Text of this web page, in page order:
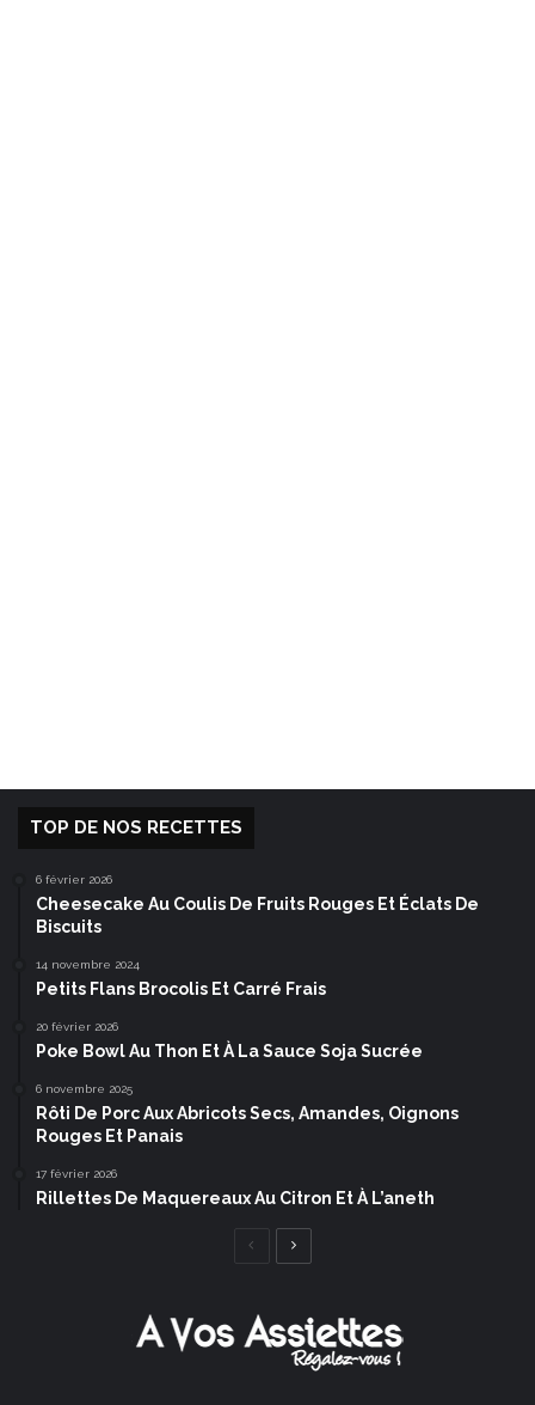
TOP DE NOS RECETTES
6 février 2026
Cheesecake Au Coulis De Fruits Rouges Et Éclats De
Biscuits
14 novembre 2024
Petits Flans Brocolis Et Carré Frais
20 février 2026
Poke Bowl Au Thon Et À La Sauce Soja Sucrée
6 novembre 2025
Rôti De Porc Aux Abricots Secs, Amandes, Oignons
Rouges Et Panais
17 février 2026
Rillettes De Maquereaux Au Citron Et À L’aneth
Page